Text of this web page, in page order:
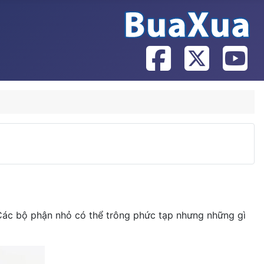
bộ phận nhỏ có thể trông phức tạp nhưng những gì